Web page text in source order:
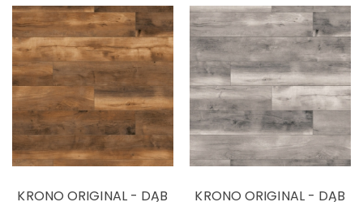
KRONO ORIGINAL - DĄB
KRONO ORIGINAL - DĄB